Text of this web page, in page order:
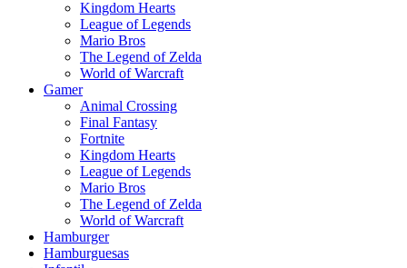
Kingdom Hearts
League of Legends
Mario Bros
The Legend of Zelda
World of Warcraft
Gamer
Animal Crossing
Final Fantasy
Fortnite
Kingdom Hearts
League of Legends
Mario Bros
The Legend of Zelda
World of Warcraft
Hamburger
Hamburguesas